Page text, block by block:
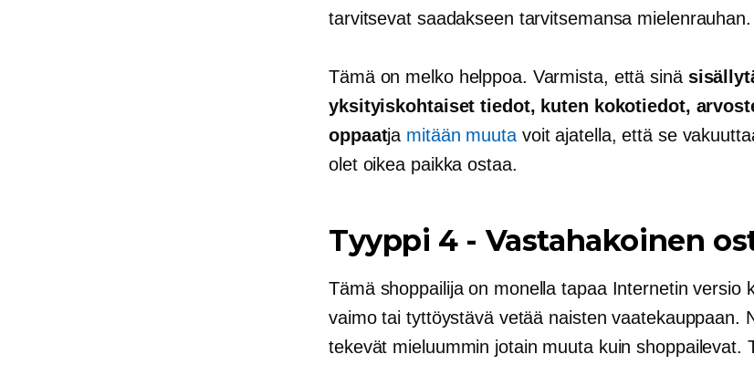
tarvitsevat saadakseen tarvitsemansa mielenrauhan.
Tämä on melko helppoa. Varmista, että sinä
yksityiskohtaiset tiedot, kuten kokotiedot,
oppaatja mitään muutavoit ajatella, että se
olet oikea paikka ostaa.
Tyyppi 4 - Vastahakoinen
Tämä shoppailija on monella tapaa Internetin versio
vaimo tai tyttöystävä vetää naisten vaatekauppaan.
tekevät mieluummin jotain muuta kuin shoppailevat.